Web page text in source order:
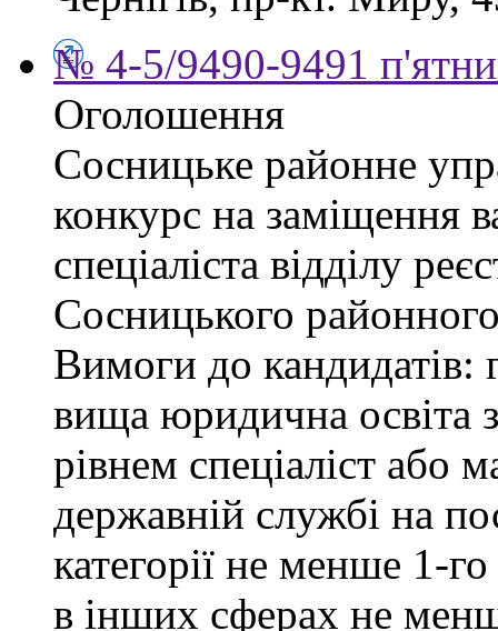
№ 4-5/9490-9491
Оголошення
Сосницьке районне
конкурс на заміщення
спеціаліста відділу
Сосницького
Вимоги до кандидатів:
вища юридична освіта
рівнем спеціаліст або
державній службі на
категорії не менше 1-
в інших сферах не